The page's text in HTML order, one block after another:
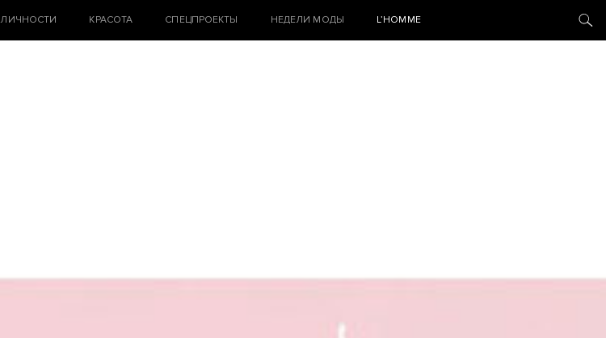
ЛИЧНОСТИ КРАСОТА СПЕЦПРОЕКТЫ НЕДЕЛИ МОДЫ L’HOMME